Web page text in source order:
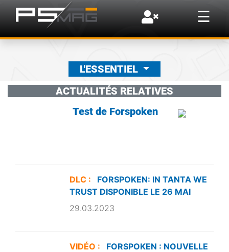
☰
×
L'ESSENTIEL
ACTUALITÉS RELATIVES
Test de Forspoken
DLC :
FORSPOKEN: IN TANTA WE
TRUST DISPONIBLE LE 26 MAI
29.03.2023
VIDÉO :
FORSPOKEN : NOUVELLE